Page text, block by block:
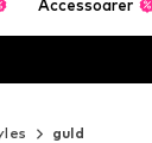
Accessoarer
guld